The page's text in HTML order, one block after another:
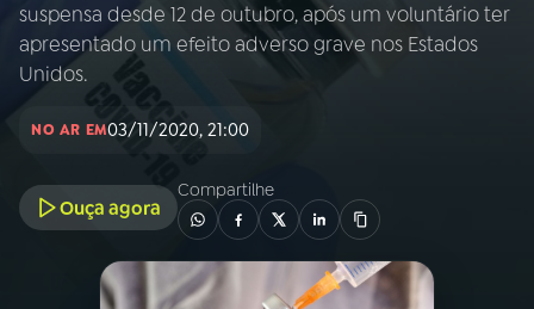
01 INÍCIO
02A RÁDIO
03PROGRAMAÇÃO
PROGRAMAS
suspensa desde 12 de outubro, após um voluntário ter
apresentado um efeito adverso grave nos Estados
Unidos.
NO AR EM03/11/2020, 21:00
Ouça agora
Compartilhe